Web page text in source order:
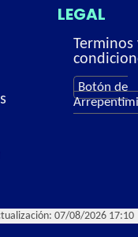
LEGAL
Terminos
Botón de
07/08/2026 17:10